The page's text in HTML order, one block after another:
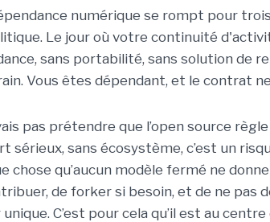
numérique se rompt pour
Le jour où votre continuité
sans portabilité, sans solution de
Vous êtes dépendant, et le contrat
pas prétendre que l’open source
sérieux, sans écosystème, c’est un
chose qu’aucun modèle fermé ne
de forker si besoin, et de ne pas
C’est pour cela qu’il est au